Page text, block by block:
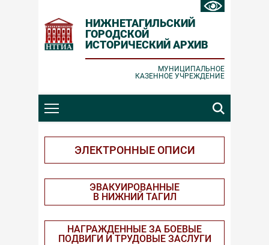
НИЖНЕТАГИЛЬСКИЙ
ГОРОДСКОЙ
ИСТОРИЧЕСКИЙ АРХИВ
МУНИЦИПАЛЬНОЕ
КАЗЕННОЕ УЧРЕЖДЕНИЕ
ЭЛЕКТРОННЫЕ ОПИСИ
ЭВАКУИРОВАННЫЕ
В НИЖНИЙ ТАГИЛ
НАГРАЖДЕННЫЕ ЗА БОЕВЫЕ
ПОДВИГИ И ТРУДОВЫЕ ЗАСЛУГИ
Заявка принята
Ошибка отправки
Проверьте корректность вводимых
данных и повторите попытку.